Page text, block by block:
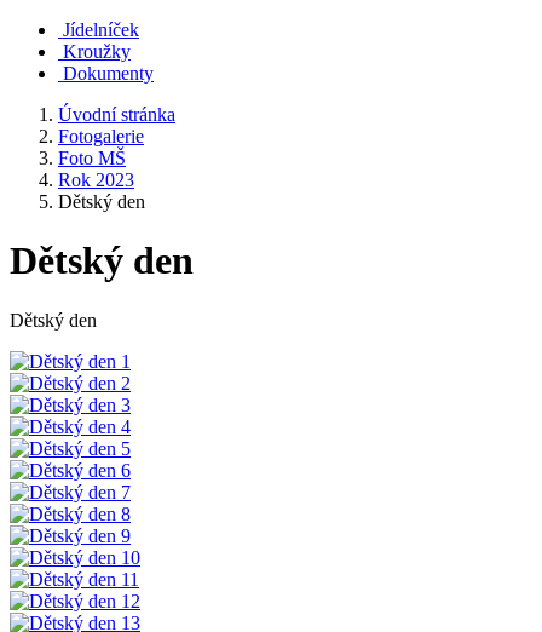
Jídelníček
Kroužky
Dokumenty
Úvodní stránka
Fotogalerie
Foto MŠ
Rok 2023
Dětský den
Dětský den
Dětský den